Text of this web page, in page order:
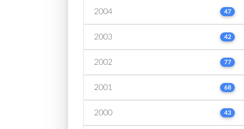
2004 47
2003 42
2002 77
2001 68
2000 43